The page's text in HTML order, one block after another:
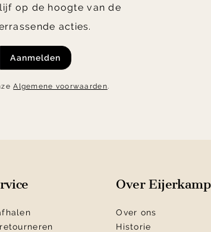
op de hoogte van de
acties.
Aanmelden
Algemene voorwaarden.
Over Eijerkamp
Over ons
Historie